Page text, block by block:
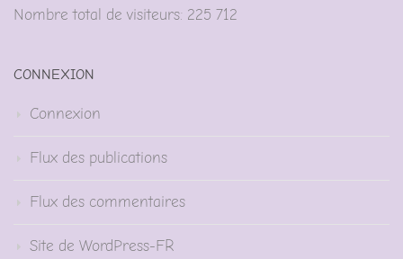
Nombre total de visiteurs: 225 712
CONNEXION
Connexion
Flux des publications
Flux des commentaires
Site de WordPress-FR